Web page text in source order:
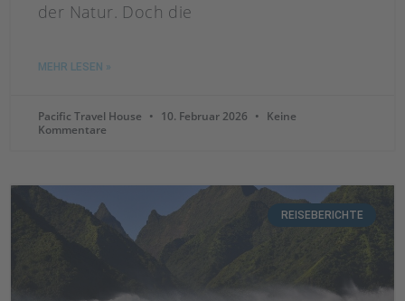
der Natur. Doch die
MEHR LESEN »
Pacific Travel House 10. Februar 2026
Keine
Kommentare
REISEBERICHTE